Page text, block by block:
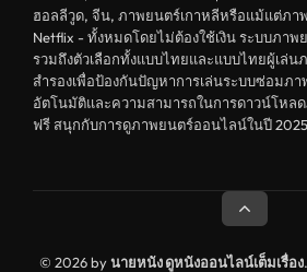
ฮอลลีวูด, จีน, ภาพยนตร์เกาหลีหรือแม้แต่ภา
Netflix - ทั้งหมดโดยไม่ต้องใช้เงิน ระบบภาพ
รวมถึงตัวเลือกทั้งแบบไทยและแบบไทยผู้เล่น
สำรองเพื่อป้องกันปัญหาการเล่นระบบซ่อมภ
อัตโนมัติและความสามารถในการดาวน์โหล
ฟรี สนุกกับการดูภาพยนตร์ออนไลน์ในปี
© 2026 byนายหนัง ดูหนังออนไลน์เต็มเรื่อง